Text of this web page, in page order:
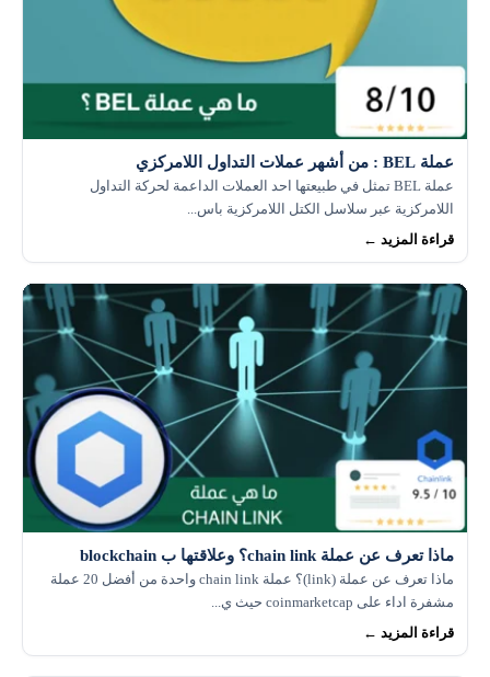
عملة BEL : من أشهر عملات التداول اللامركزي
عملة BEL تمثل في طبيعتها احد العملات الداعمة لحركة التداول
اللامركزية عبر سلاسل الكتل اللامركزية باس...
قراءة المزيد ←
ماذا تعرف عن عملة chain link؟ وعلاقتها ب blockchain
ماذا تعرف عن عملة (link)؟ عملة chain link واحدة من أفضل 20 عملة
مشفرة اداء على coinmarketcap حيث ي...
قراءة المزيد ←